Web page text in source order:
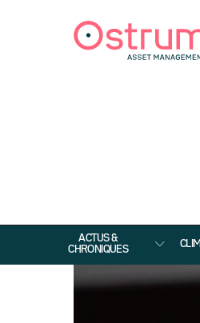
ACTUS &
CHRONIQUES